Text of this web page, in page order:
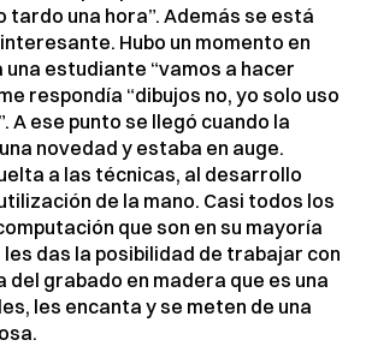
tardo una hora”. Además se está
Hubo un momento en
una estudiante “vamos a hacer
respondía “dibujos no, yo solo uso
A ese punto se llegó cuando la
novedad y estaba en auge.
a las técnicas, al desarrollo
de la mano. Casi todos los
que son en su mayoría
das la posibilidad de trabajar con
del grabado en madera que es una
les encanta y se meten de una